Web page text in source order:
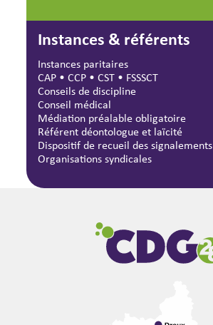
Instances & référents
Instances paritaires
CAP •CCP •CST • FSSSCT
Conseils de discipline
Conseil médical
Médiation préalable obligatoire
Référent déontologue et laïcité
Dispositif de recueil des signalements
Organisations syndicales